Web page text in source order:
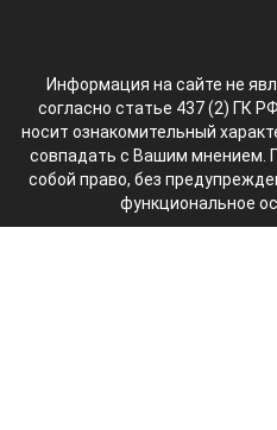
Информация на сайте не
согласно статье 437 (2) ГК
носит ознакомительный
совпадать с Вашим мнением.
собой право, без
функциональное